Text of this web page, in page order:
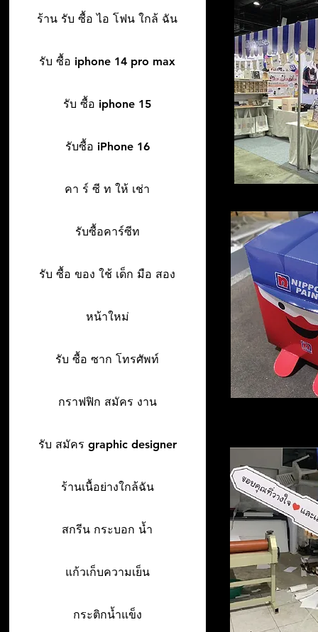
ร้าน รับ ซื้อ ไอ โฟน ใกล้ ฉัน
รับ ซื้อ iphone 14 pro max
รับ ซื้อ iphone 15
รับซื้อ iPhone 16
คา ร์ ซี ท ให้ เช่า
รับซื้อคาร์ซีท
รับ ซื้อ ของ ใช้ เด็ก มือ สอง
หน้าใหม่
รับ ซื้อ ซาก โทรศัพท์
กราฟฟิก สมัคร งาน
รับ สมัคร graphic designer
ร้านเนื้อย่างใกล้ฉัน
สกรีน กระบอก น้ำ
แก้วเก็บความเย็น
กระติกน้ำแข็ง